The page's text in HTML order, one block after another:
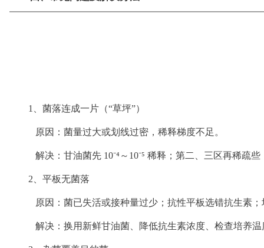
1、菌落连成一片（“草坪”）
原因：菌量过大或划线过密，稀释梯度不足。
解决：甘油菌先 10⁻⁴～10⁻⁵ 稀释；第二、三区再稀疏
2、平板无菌落
原因：菌已失活或接种量过少；抗性平板选错抗生素
解决：换用新鲜甘油菌、降低抗生素浓度、检查培养温